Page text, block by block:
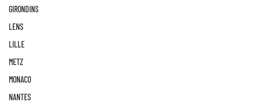
GIRONDINS
LENS
LILLE
METZ
MONACO
NANTES